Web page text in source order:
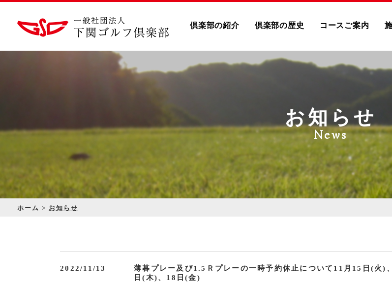
倶楽部の紹介 倶楽部の歴史 コースご案内
お知らせ
News
ホーム お知らせ
2022/11/13
薄暮プレー及び1.5Ｒプレーの一時予約休止について11月15日(火)
日(木)、18日(金)